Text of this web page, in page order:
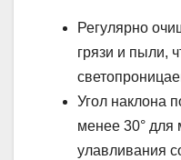
Регулярно
грязи и пыли,
Угол наклона
менее 30° для
улавливания